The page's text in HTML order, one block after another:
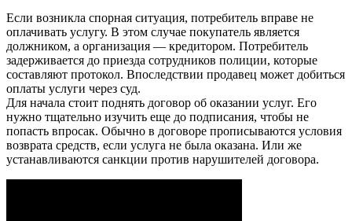
Если возникла спорная ситуация, потребитель вправе не
оплачивать услугу. В этом случае покупатель является
должником, а организация — кредитором. Потребитель
задерживается до приезда сотрудников полиции, которые
составляют протокол. Впоследствии продавец может добиться
оплаты услуги через суд.
Для начала стоит поднять договор об оказании услуг. Его
нужно тщательно изучить еще до подписания, чтобы не
попасть впросак. Обычно в договоре прописываются условия
возврата средств, если услуга не была оказана. Или же
устанавливаются санкции против нарушителей договора.